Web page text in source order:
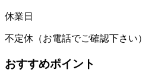
休業日
不定休（お電話でご確認下さい）
おすすめポイント